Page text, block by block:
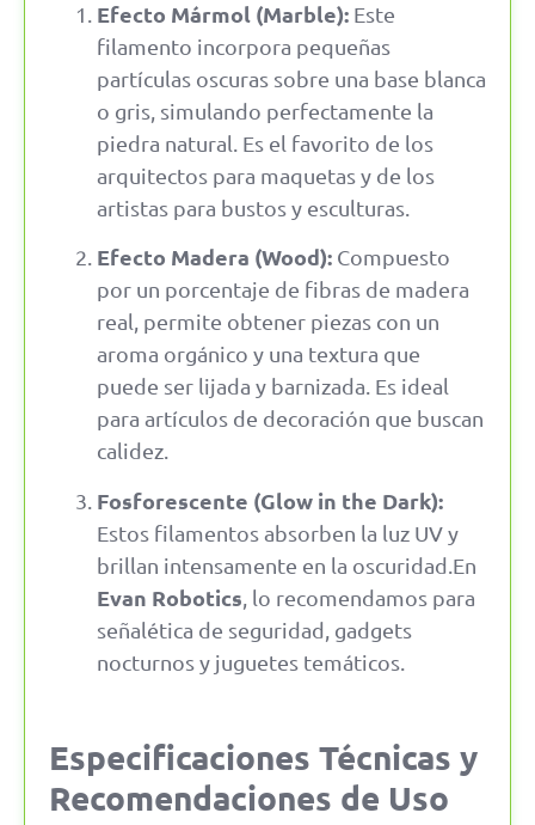
Efecto Mármol (Marble): Este
filamento incorpora pequeñas
partículas oscuras sobre una base blanca
o gris, simulando perfectamente la
piedra natural. Es el favorito de los
arquitectos para maquetas y de los
artistas para bustos y esculturas.
Efecto Madera (Wood): Compuesto
por un porcentaje de fibras de madera
real, permite obtener piezas con un
aroma orgánico y una textura que
puede ser lijada y barnizada. Es ideal
para artículos de decoración que buscan
calidez.
Fosforescente (Glow in the Dark):
Estos filamentos absorben la luz UV y
brillan intensamente en la oscuridad. En
Evan Robotics , lo recomendamos para
señalética de seguridad, gadgets
nocturnos y juguetes temáticos.
Especificaciones Técnicas y
Recomendaciones de Uso